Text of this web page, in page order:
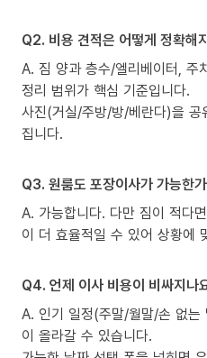
Q2. 비용 견적은 어떻게 정확해
A. 짐 양과 층수/엘리베이터, 주
정리 범위가 핵심 기준입니다.
사진(거실/주방/방/베란다)을
집니다.
Q3. 원룸도 포장이사가 가능한
A. 가능합니다. 다만 짐이 적다
이 더 효율적일 수 있어 상황에
Q4. 언제 이사 비용이 비싸지나
A. 인기 일정(주말/월말/손 없
이 올라갈 수 있습니다.